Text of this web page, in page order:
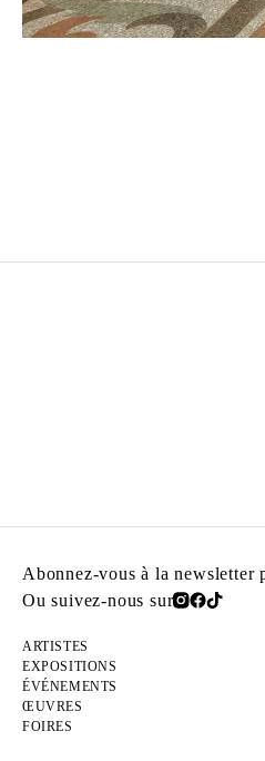
Abonnez-vous à la newsletter
Ou suivez-nous sur
ARTISTES
EXPOSITIONS
ÉVÉNEMENTS
ŒUVRES
FOIRES